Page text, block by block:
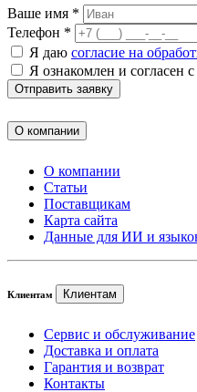
Ваше имя *
Телефон *
Я даю согласие на
Я ознакомлен и согласен с
Отправить заявку
О компании
О компании
Статьи
Поставщикам
Карта сайта
Данные для ИИ и
Клиентам Клиентам
Сервис и обслуживание
Доставка и оплата
Гарантия и возврат
Контакты